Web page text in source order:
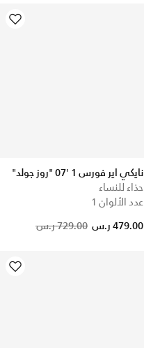
نايكي اير فورس 1 '07 "روز جولد"
حذاء للنساء
عدد الألوان 1
729.00 ر.س 479.00 ر.س